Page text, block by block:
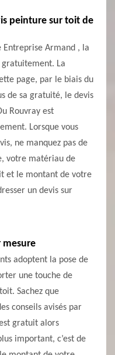
peinture sur toit de
Entreprise Armand , la
La
page, par le biais du
de sa gratuité, le devis
Rouvray est
Lorsque vous
ne manquez pas de
votre matériau de
et le montant de votre
un devis sur
mesure
adoptent la pose de
une touche de
Sachez que
conseils avisés par
gratuit alors
important, c’est de